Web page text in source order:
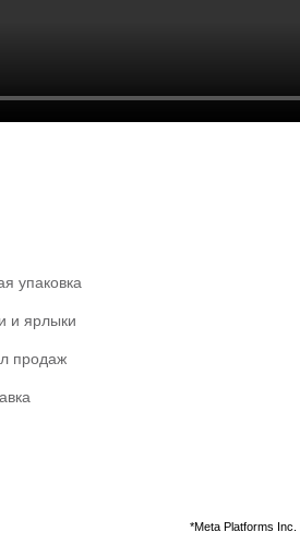
упаковка
и ярлыки
продаж
*Meta Platforms Inc.